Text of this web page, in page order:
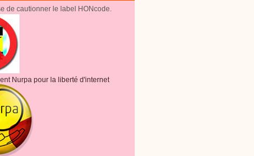
de cautionner le label HONcode.
Nurpa pour la liberté d'internet